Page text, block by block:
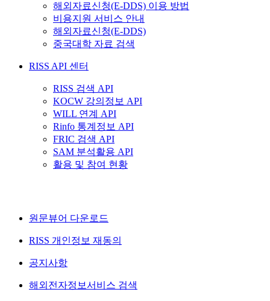
해외자료신청(E-DDS) 이용 방법
비용지원 서비스 안내
해외자료신청(E-DDS)
중국대학 자료 검색
RISS API 센터
RISS 검색 API
KOCW 강의정보 API
WILL 연계 API
Rinfo 통계정보 API
FRIC 검색 API
SAM 분석활용 API
활용 및 참여 현황
원문뷰어 다운로드
RISS 개인정보 재동의
공지사항
해외전자정보서비스 검색